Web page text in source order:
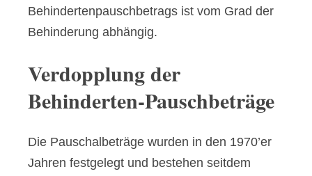
Behindertenpauschbetrags ist vom Grad der
Behinderung abhängig.
Verdopplung der
Behinderten-Pauschbeträge
Die Pauschalbeträge wurden in den 1970’er
Jahren festgelegt und bestehen seitdem